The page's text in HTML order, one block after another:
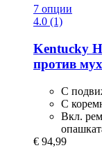
7 опции
4.0 (1)
Kentucky
против
С
С
Вкл.
€ 94,99